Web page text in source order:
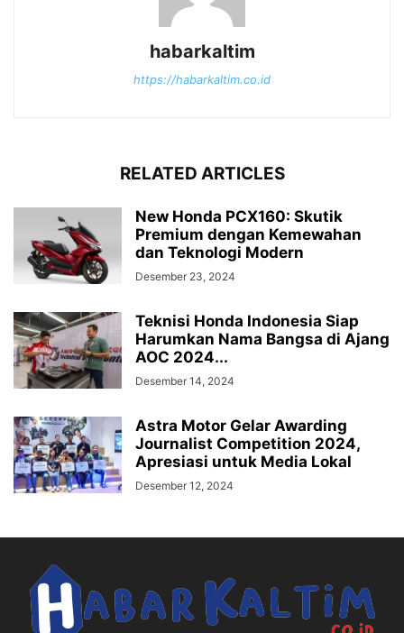
habarkaltim
https://habarkaltim.co.id
RELATED ARTICLES
New Honda PCX160: Skutik
Premium dengan Kemewahan
dan Teknologi Modern
Desember 23, 2024
Teknisi Honda Indonesia Siap
Harumkan Nama Bangsa di Ajang
AOC 2024...
Desember 14, 2024
Astra Motor Gelar Awarding
Journalist Competition 2024,
Apresiasi untuk Media Lokal
Desember 12, 2024